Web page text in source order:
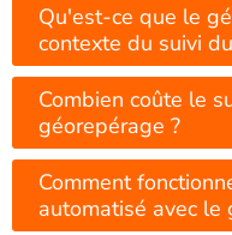
Qu'est-ce que le
contexte du suivi
Combien coûte le
géorepérage ?
Comment
automatisé avec le